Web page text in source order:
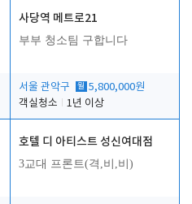
사당역 메트로21
부부 청소팀 구합니다
서울 관악구 월 5,800,000원
객실청소
1년 이상
호텔 디 아티스트 성신여대점
3교대 프론트(격,비,비)